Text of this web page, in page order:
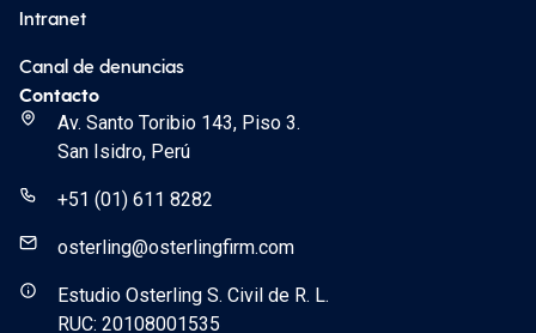
Intranet
Canal de denuncias
Contacto
Av. Santo Toribio 143, Piso 3.
San Isidro, Perú
+51 (01) 611 8282
osterling@osterlingfirm.com
Estudio Osterling S. Civil de R. L.
RUC: 20108001535